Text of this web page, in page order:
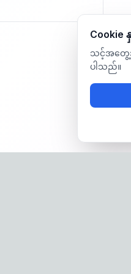
Cookie
သင့်အတွေ့အ
ပါသည်။